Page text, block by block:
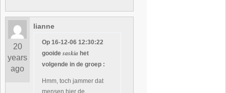
20
years
ago
lianne
Op 16-12-06 12:30:22
gooidesaskia het
volgende in de groep :
Hmm, toch jammer dat
mensen hier de